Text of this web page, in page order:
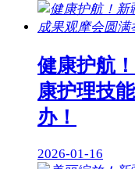
健康护航
康护理技
办！
2026-01-16